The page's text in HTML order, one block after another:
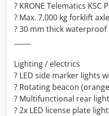
? KRONE Telematics KSC
? Max. 7,000 kg forklift
? 30 mm thick
Lighting / electrics
? LED side marker lights
? Rotating beacon
? Multifunctional rear
? 2x LED license plate